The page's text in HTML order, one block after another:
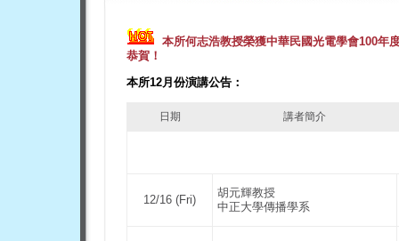
本所何志浩教授榮獲中華民國光電學會100年
恭賀！
本所12月份演講公告：
日期 講者簡介
12/16 (Fri)
胡元輝教授
中正大學傳播學系